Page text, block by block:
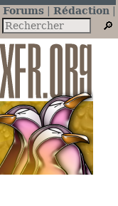
Forums
Rédaction